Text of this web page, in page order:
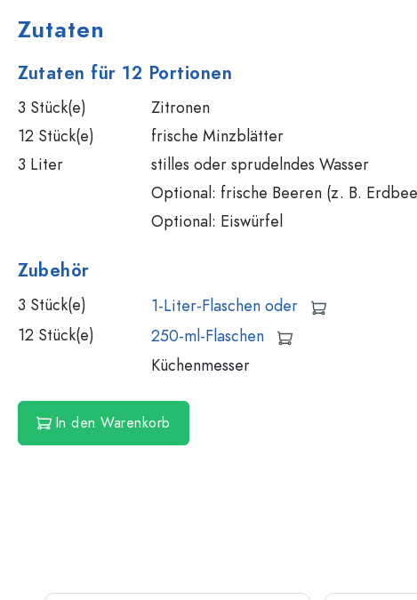
Ratgeber
Rezepte
Flaschenland-Rezepthefte
Glasflaschen
Kunststoffflaschen
Zutaten
Zutaten für 12 Portionen
3 Stück(e)
Zitronen
12 Stück(e)
frische Minzblätter
3 Liter
stilles oder sprudelndes Wasser
Optional: frische Beeren (z. B.
Optional: Eiswürfel
Zubehör
3 Stück(e)
1-Liter-Flaschen oder
12 Stück(e)
250-ml-Flaschen
Küchenmesser
In den Warenkorb